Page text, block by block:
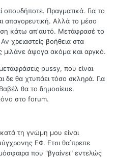
οπουδήποτε. Πραγματικά. Για το
απαγορευτική. Αλλά το μέσο
κάτω απ'αυτό. Μετάφρασέ το
χρειαστείς βοήθεια στα
μιλάνε άψογα ακόμα και αργκό.
pussy, που είναι
δε θα χτυπάει τόσο σκληρά. Για
θα το δημοσίευε.
στο forum.
τη γνώμη μου είναι
ΕΦ. Ετσι θα΄πρεπε
που "βγαίνει" εντελώς